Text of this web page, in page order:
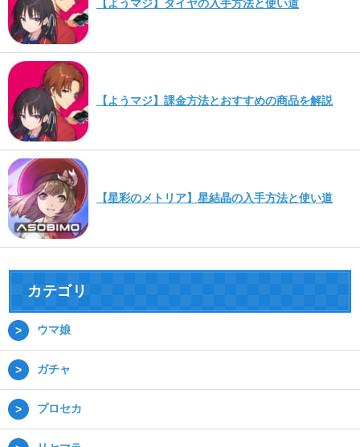
【ようマジ】ダイヤの入手方法と使い道
【ようマジ】課金方法とおすすめの商品を解説
【星彩のメトリア】星結晶の入手方法と使い道
カテゴリ
ウマ娘
ガチャ
プロセカ